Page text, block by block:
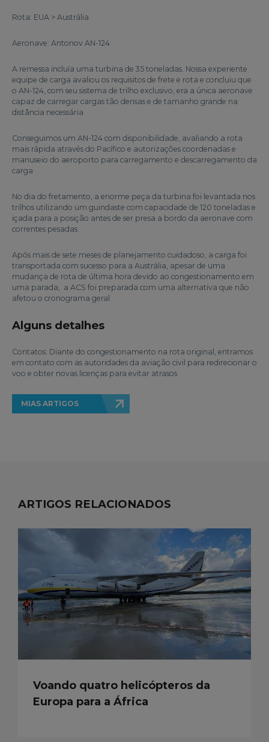
Rota: EUA > Austrália
Aeronave: Antonov AN-124
A remessa incluía uma turbina de 35 toneladas. Nossa experiente
equipe de carga avaliou os requisitos de frete e rota e concluiu que
o AN-124, com seu sistema de trilho exclusivo, era a única aeronave
capaz de carregar cargas tão densas e de tamanho grande na
distância necessária
Conseguimos um AN-124 com disponibilidade, avaliando a rota
mais rápida através do Pacífico e autorizações coordenadas e
manuseio do aeroporto para carregamento e descarregamento da
carga
No dia do fretamento, a enorme peça da turbina foi levantada nos
trilhos utilizando um guindaste com capacidade de 120 toneladas e
içada para a posição antes de ser presa a bordo da aeronave com
correntes pesadas.
Após mais de sete meses de planejamento cuidadoso, a carga foi
transportada com sucesso para a Austrália, apesar de uma
mudança de rota de última hora devido ao congestionamento em
uma parada, a ACS foi preparada com uma alternativa que não
afetou o cronograma geral
Alguns detalhes
Contatos: Diante do congestionamento na rota original, entramos
em contato com as autoridades da aviação civil para redirecionar o
voo e obter novas licenças para evitar atrasos
MIAS ARTIGOS
ARTIGOS RELACIONADOS
Voando quatro helicópteros da
Europa para a África